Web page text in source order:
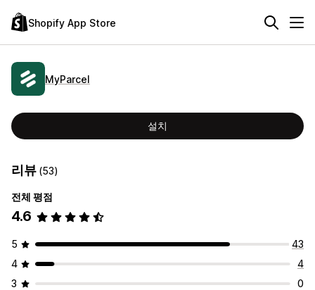
Shopify App Store
MyParcel
설치
리뷰 (53)
전체 평점
4.6
5
43
4
4
3
0